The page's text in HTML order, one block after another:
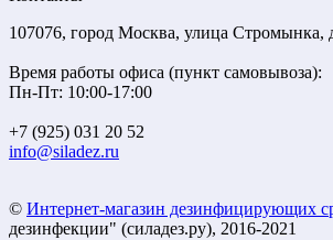
107076, город Москва, улица Стромынка,
Время работы офиса (пункт самовывоза):
Пн-Пт: 10:00-17:00
+7 (925) 031 20 52
info@siladez.ru
© Интернет-магазин дезинфицирующих
дезинфекции" (силадез.ру), 2016-2021